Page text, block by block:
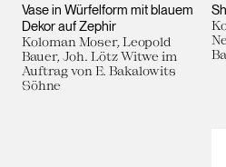
Vase in Würfelform mit blauem
Dekor auf Zephir
Koloman Moser, Leopold
Bauer, Joh. Lötz Witwe im
Auftrag von E. Bakalowits
Söhne